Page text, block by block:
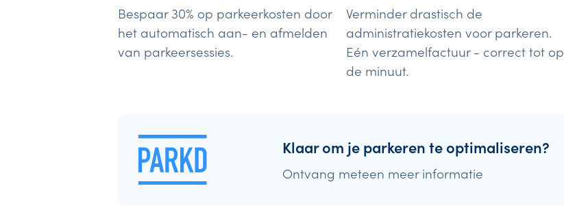
Bespaar 30% op parkeerkosten door
het automatisch aan- en afmelden
van parkeersessies.
Verminder drastisch de
administratiekosten voor parkeren.
Eén verzamelfactuur - correct tot op
de minuut.
Klaar om je parkeren te optimaliseren?
Ontvang meteen meer informatie